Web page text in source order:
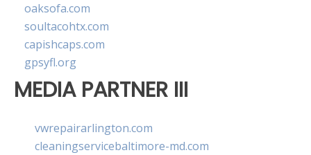
oaksofa.com
soultacohtx.com
capishcaps.com
gpsyfl.org
MEDIA PARTNER III
vwrepairarlington.com
cleaningservicebaltimore-md.com